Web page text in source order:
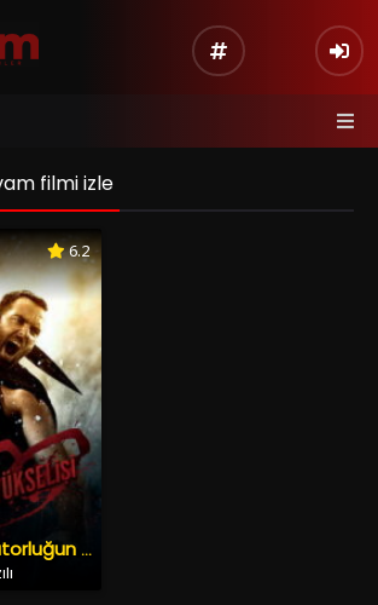
filmi izle
6.2
300: Bir İmparatorluğun Yükselişi